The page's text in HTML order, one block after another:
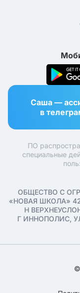
Саша —
в
ПО
специальные
ОБЩЕСТВО С
«НОВАЯ ШКОЛА»
Н
Г ИННОПОЛИС,